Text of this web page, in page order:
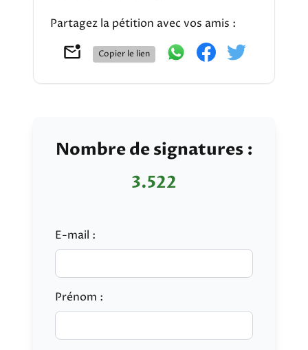
Partagez la pétition avec vos amis :
Copier le lien
Nombre de signatures :
3.522
E-mail :
Prénom :